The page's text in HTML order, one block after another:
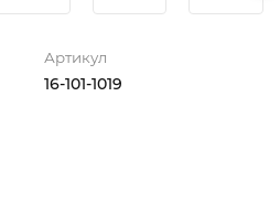
Артикул
16-101-1019